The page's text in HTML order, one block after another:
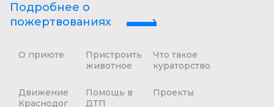
Подробнее о
пожертвованиях
О приюте
Пристроить
животное
Что такое
кураторство
Движение
Краснодог
Помощь в
ДТП
Проекты